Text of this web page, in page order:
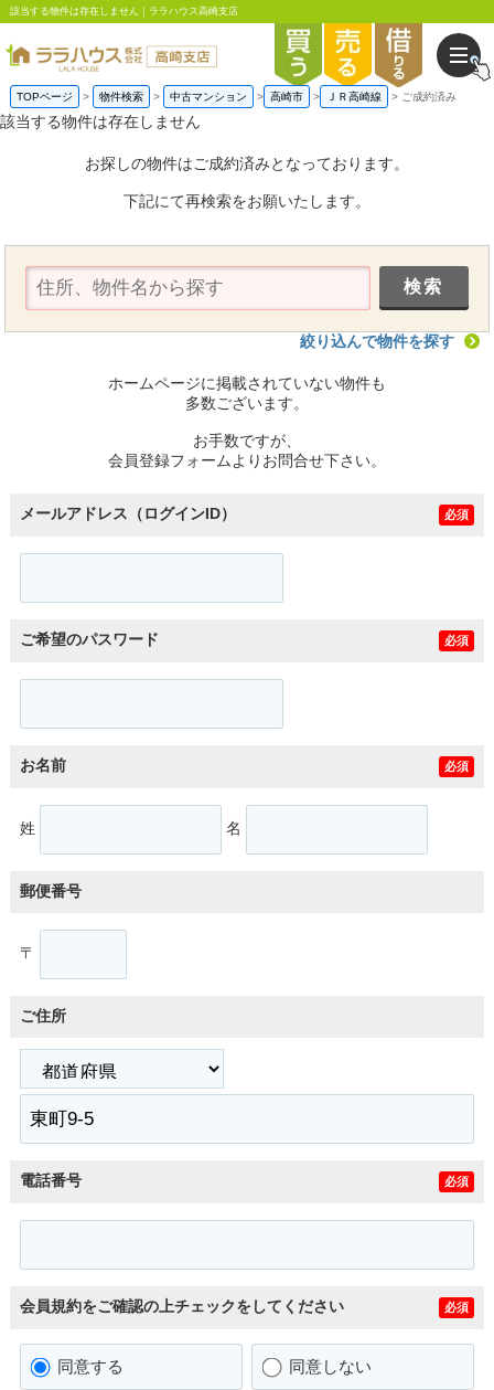
該当する物件は存在しません｜ララハウス高崎支店
TOPページ 物件検索 中古マンション 高崎市 ＪＲ高崎線 ご成約済み
該当する物件は存在しません
お探しの物件はご成約済みとなっております。
下記にて再検索をお願いたします。
絞り込んで物件を探す
ホームページに掲載されていない物件も
多数ございます。
お手数ですが、
会員登録フォームよりお問合せ下さい。
メールアドレス（ログインID） 必須
ご希望のパスワード 必須
お名前 必須
姓 名
郵便番号
〒
ご住所
電話番号 必須
会員規約をご確認の上チェックをしてください 必須
同意する 同意しない